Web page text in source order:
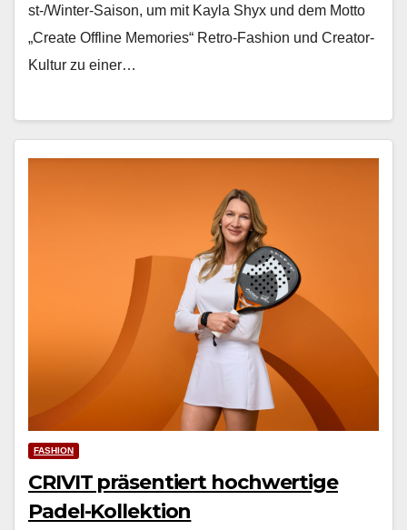
st-/Win­ter-Sai­son, um mit Kay­la Shyx und dem Mot­to
„Cre­ate Offline Mem­o­ries“ Retro-Fash­ion und Cre­ator-
Kul­tur zu ein­er…
FASHION
CRIVIT präsentiert hochwertige
Padel-Kollektion